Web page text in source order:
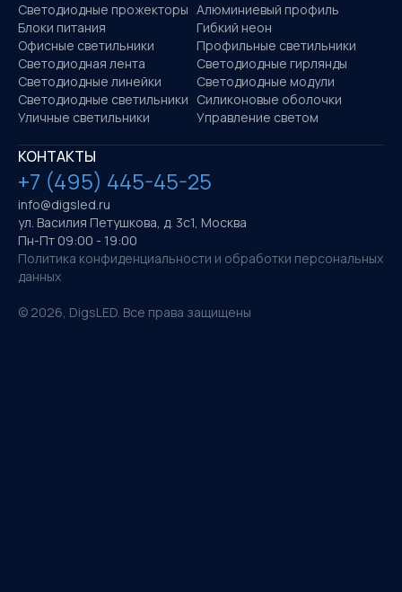
Светодиодные прожекторы Алюминиевый профиль
Блоки питания
Гибкий неон
Офисные светильники
Профильные светильники
Светодиодная лента
Светодиодные гирлянды
Светодиодные линейки
Светодиодные модули
Светодиодные светильники Силиконовые оболочки
Уличные светильники
Управление светом
КОНТАКТЫ
+7 (495) 445-45-25
info@digsled.ru
ул. Василия Петушкова, д. 3с1, Москва
Пн-Пт 09:00 - 19:00
Политика конфиденциальности и обработки персональных
данных
© 2026, DigsLED. Все права защищены